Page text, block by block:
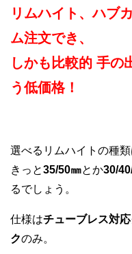
リムハイト、ハブ
ム注文でき、
しかも比較的 手の
う低価格！
選べるリムハイトの種
きっと35/50㎜とか30/
るでしょう。
仕様はチューブレス対
クのみ。